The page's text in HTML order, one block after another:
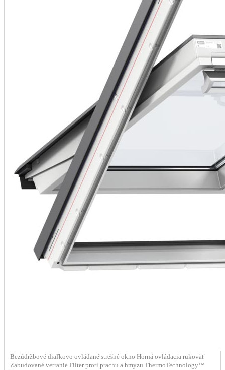
Bezúdržbové diaľkovo ovládané strešné okno Horná ovládacia rukoväť
Zabudované vetranie Filter proti prachu a hmyzu ThermoTechnology™